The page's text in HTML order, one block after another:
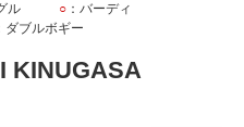
KINUGASA
ル ○ ：バーディ
ダブルボギー